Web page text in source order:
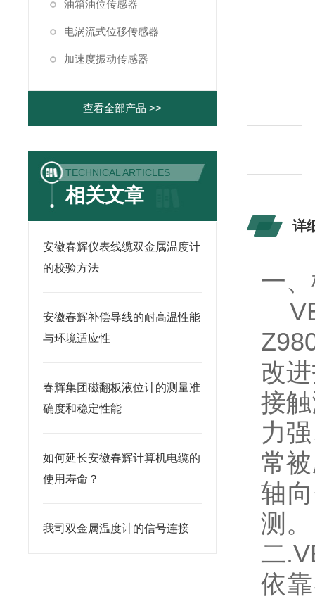
油箱油位传感器
电涡流式位移传感器
加速度振动传感器
查看全部产品 >>
TECHNICAL ARTICLES
相关文章
安徽春辉仪表线缆双金属温度计
的校验方法
安徽春辉补偿导线的耐高温性能
与环境适应性
春辉集团磁翻板液位计的测量准
确度和稳定性能
如何延长安徽春辉计算机电缆的
使用寿命？
我司双金属温度计的信号连接
详
一
改
接
力
常
轴
测。
二
依